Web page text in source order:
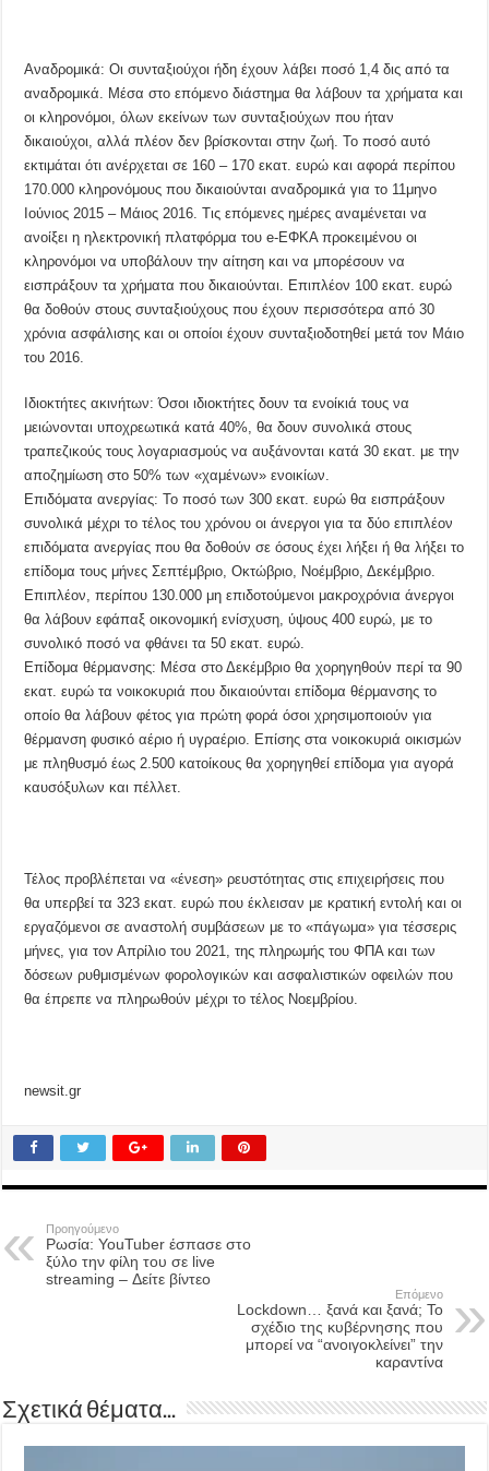
Αναδρομικά: Οι συνταξιούχοι ήδη έχουν λάβει ποσό 1,4 δις από τα
αναδρομικά. Μέσα στο επόμενο διάστημα θα λάβουν τα χρήματα και
οι κληρονόμοι, όλων εκείνων των συνταξιούχων που ήταν
δικαιούχοι, αλλά πλέον δεν βρίσκονται στην ζωή. Το ποσό αυτό
εκτιμάται ότι ανέρχεται σε 160 – 170 εκατ. ευρώ και αφορά περίπου
170.000 κληρονόμους που δικαιούνται αναδρομικά για το 11μηνο
Ιούνιος 2015 – Μάιος 2016. Τις επόμενες ημέρες αναμένεται να
ανοίξει η ηλεκτρονική πλατφόρμα του e-ΕΦΚΑ προκειμένου οι
κληρονόμοι να υποβάλουν την αίτηση και να μπορέσουν να
εισπράξουν τα χρήματα που δικαιούνται. Επιπλέον 100 εκατ. ευρώ
θα δοθούν στους συνταξιούχους που έχουν περισσότερα από 30
χρόνια ασφάλισης και οι οποίοι έχουν συνταξιοδοτηθεί μετά τον Μάιο
του 2016.
Ιδιοκτήτες ακινήτων: Όσοι ιδιοκτήτες δουν τα ενοίκιά τους να
μειώνονται υποχρεωτικά κατά 40%, θα δουν συνολικά στους
τραπεζικούς τους λογαριασμούς να αυξάνονται κατά 30 εκατ. με την
αποζημίωση στο 50% των «χαμένων» ενοικίων.
Επιδόματα ανεργίας: Το ποσό των 300 εκατ. ευρώ θα εισπράξουν
συνολικά μέχρι το τέλος του χρόνου οι άνεργοι για τα δύο επιπλέον
επιδόματα ανεργίας που θα δοθούν σε όσους έχει λήξει ή θα λήξει το
επίδομα τους μήνες Σεπτέμβριο, Οκτώβριο, Νοέμβριο, Δεκέμβριο.
Επιπλέον, περίπου 130.000 μη επιδοτούμενοι μακροχρόνια άνεργοι
θα λάβουν εφάπαξ οικονομική ενίσχυση, ύψους 400 ευρώ, με το
συνολικό ποσό να φθάνει τα 50 εκατ. ευρώ.
Επίδομα θέρμανσης: Μέσα στο Δεκέμβριο θα χορηγηθούν περί τα 90
εκατ. ευρώ τα νοικοκυριά που δικαιούνται επίδομα θέρμανσης το
οποίο θα λάβουν φέτος για πρώτη φορά όσοι χρησιμοποιούν για
θέρμανση φυσικό αέριο ή υγραέριο. Επίσης στα νοικοκυριά οικισμών
με πληθυσμό έως 2.500 κατοίκους θα χορηγηθεί επίδομα για αγορά
καυσόξυλων και πέλλετ.
Τέλος προβλέπεται να «ένεση» ρευστότητας στις επιχειρήσεις που
θα υπερβεί τα 323 εκατ. ευρώ που έκλεισαν με κρατική εντολή και οι
εργαζόμενοι σε αναστολή συμβάσεων με το «πάγωμα» για τέσσερις
μήνες, για τον Απρίλιο του 2021, της πληρωμής του ΦΠΑ και των
δόσεων ρυθμισμένων φορολογικών και ασφαλιστικών οφειλών που
θα έπρεπε να πληρωθούν μέχρι το τέλος Νοεμβρίου.
newsit.gr
Προηγούμενο
Ρωσία: YouTuber έσπασε στο
ξύλο την φίλη του σε live
streaming – Δείτε βίντεο
Επόμενο
Lockdown… ξανά και ξανά; Το
σχέδιο της κυβέρνησης που
μπορεί να “ανοιγοκλείνει” την
καραντίνα
Σχετικά θέματα...